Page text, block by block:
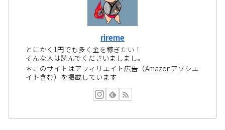
rireme
とにかく1円でも多く金を稼ぎたい！
そんな人は読んでくださいましまし。
＊このサイトはアフィリエイト広告（Amazonアソシエ
イト含む）を掲載しています